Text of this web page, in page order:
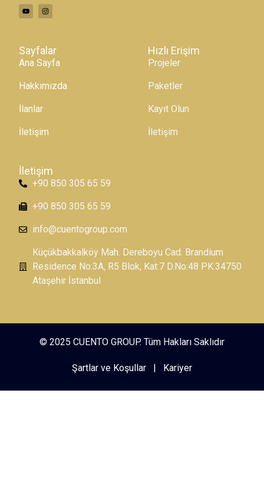
Sayfalar
Ana Sayfa
Hakkımızda
İlanlar
İletişim
Hızlı Erişim
Projeler
Paketler
Kayıt Olun
İletişim
İletişim
+90 850 305 65 59
+90 850 305 65 59
info@cuentogroup.com
Küçükbakkalköy Mah. Dereboyu Cad. Brandium
Residence No:3A, R5 Blok, Kat:7 D.No:48 PK:34750
Ataşehir İstanbul
© 2025 CUENTO GROUP. Tüm Hakları Saklıdır
Şartlar ve Koşullar | Kariyer